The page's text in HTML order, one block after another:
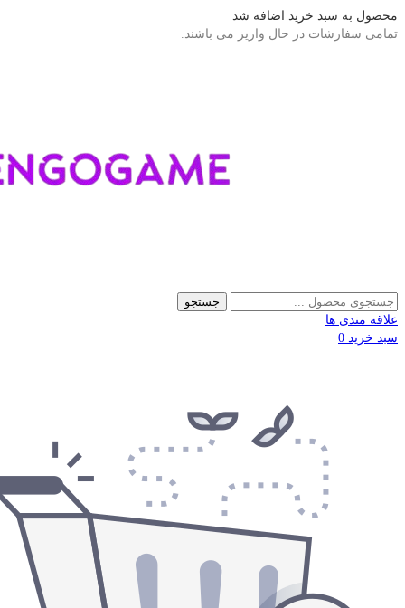
محصول به سبد خرید اضافه شد
تمامی سفارشات در حال واریز می باشند.
جستجو
علاقه مندی ها
سبد خرید 0